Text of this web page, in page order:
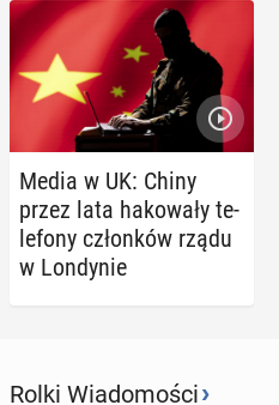
Media w UK: Chiny
przez lata ha­ko­wa­ły te­
le­fo­ny człon­ków rządu
w Lon­dy­nie
Rolki Wiadomości›